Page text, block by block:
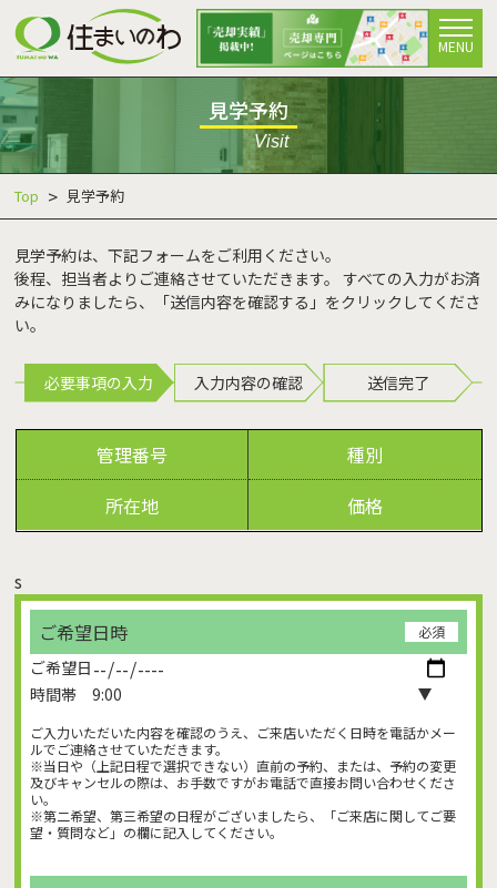
MENU
見学予約
Visit
Top 見学予約
見学予約は、下記フォームをご利用ください。
後程、担当者よりご連絡させていただきます。 すべての入力がお済
みになりましたら、「送信内容を確認する」をクリックしてくださ
い。
必要事項の入力 入力内容の確認 送信完了
管理番号
種別
所在地
価格
s
ご希望日時
必須
ご希望日
時間帯
ご入力いただいた内容を確認のうえ、ご来店いただく日時を電話かメー
ルでご連絡させていただきます。
※当日や（上記日程で選択できない）直前の予約、または、予約の変更
及びキャンセルの際は、お手数ですがお電話で直接お問い合わせくださ
い。
※第二希望、第三希望の日程がございましたら、「ご来店に関してご要
望・質問など」の欄に記入してください。